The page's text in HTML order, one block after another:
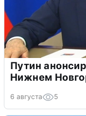
Путин
Нижнем
6 августа 5